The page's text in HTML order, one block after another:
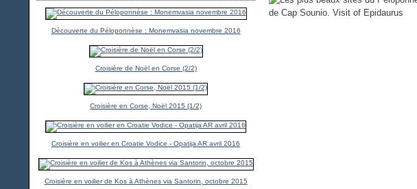
Découverte du Péloponnèse : Monemvasia novembre 2016
Croisière de Noël en Corse (2/2)
Croisière en Corse, Noël 2015 (1/2)
Croisière en voilier en Croatie Vodice - Opatija AR avril 2016
Croisière en voilier de Kos à Athènes via Santorin, octobre 2015